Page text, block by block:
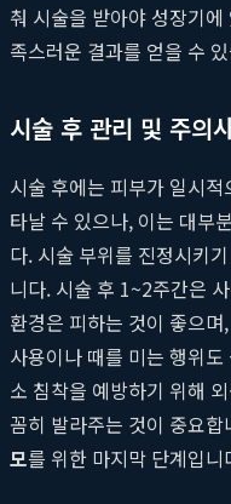
춰 시술을 받아야 성장기
족스러운 결과를 얻을 수
시술 후 관리 및 주의
시술 후에는 피부가 일시
타날 수 있으나, 이는 대부
다. 시술 부위를 진정시키
니다. 시술 후 1~2주간은
환경은 피하는 것이 좋으
사용이나 때를 미는 행위
소 침착을 예방하기 위해
꼼히 발라주는 것이 중요
모를 위한 마지막 단계입니